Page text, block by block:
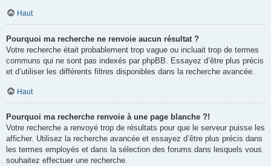
Haut
Pourquoi ma recherche ne renvoie aucun résultat ?
Votre recherche était probablement trop vague ou incluait trop de termes
communs qui ne sont pas indexés par phpBB. Essayez d’être plus précis
et d’utiliser les différents filtres disponibles dans la recherche avancée.
Haut
Pourquoi ma recherche renvoie à une page blanche ?!
Votre recherche a renvoyé trop de résultats pour que le serveur puisse les
afficher. Utilisez la recherche avancée et essayez d’être plus précis dans
les termes employés et dans la sélection des forums dans lesquels vous
souhaitez effectuer une recherche.